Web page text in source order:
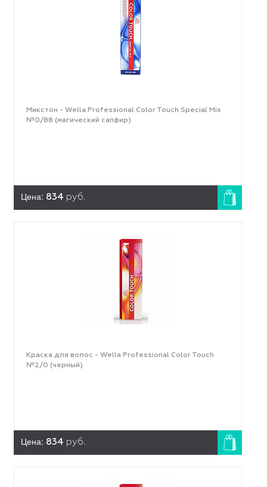
Микстон - Wella Professional Color Touch Special Mix
№0/88 (магический сапфир)
Цена: 834 руб.
Краска для волос - Wella Professional Color Touch
№2/0 (черный)
Цена: 834 руб.